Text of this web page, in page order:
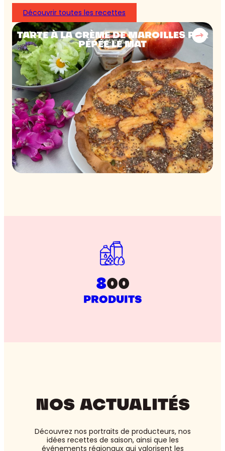
Découvrir toutes les recettes
TARTE À LA CRÈME DE MAROILLES PAR
PÉPÉE LE MAT
800
PRODUITS
NOS ACTUALITÉS
Découvrez nos portraits de producteurs, nos
idées recettes de saison, ainsi que les
événements régionaux qui valorisent les